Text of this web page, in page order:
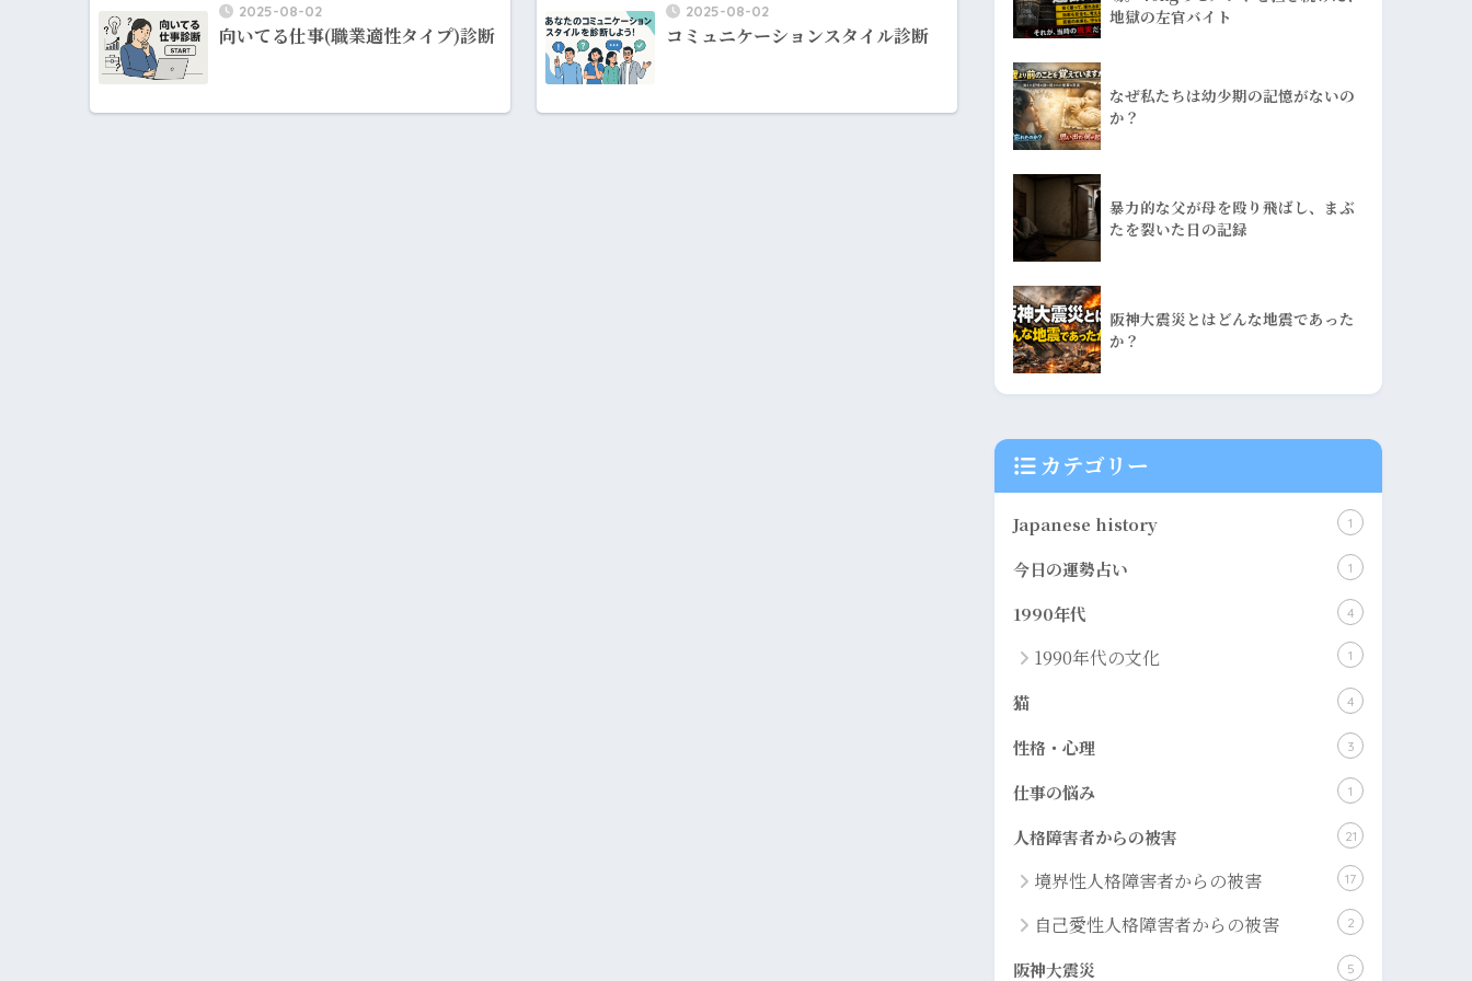
2025-08-02
向いてる仕事(職業適性タイプ)診断
2025-08-02
コミュニケーションスタイル診断
地獄の左官バイト
なぜ私たちは幼少期の記憶がないの
か？
暴力的な父が母を殴り飛ばし、まぶ
たを裂いた日の記録
阪神大震災とはどんな地震であった
か？
カテゴリー
​Japanese history 1
今日の運勢占い 1
1990年代 4
1990年代の文化 1
猫 4
性格・心理 3
仕事の悩み 1
人格障害者からの被害 21
境界性人格障害者からの被害 17
自己愛性人格障害者からの被害 2
阪神大震災 5